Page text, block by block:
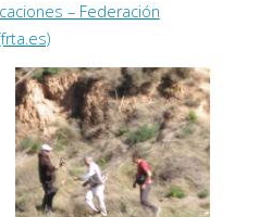
– Federación